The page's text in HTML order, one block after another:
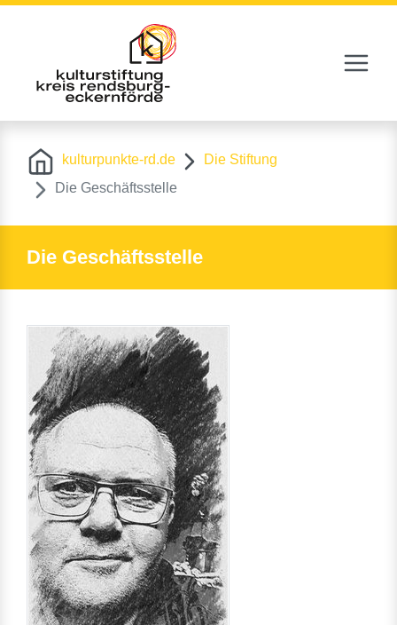
kulturpunkte-rd.de
Die Stiftung
Die Geschäftsstelle
Die Geschäftsstelle